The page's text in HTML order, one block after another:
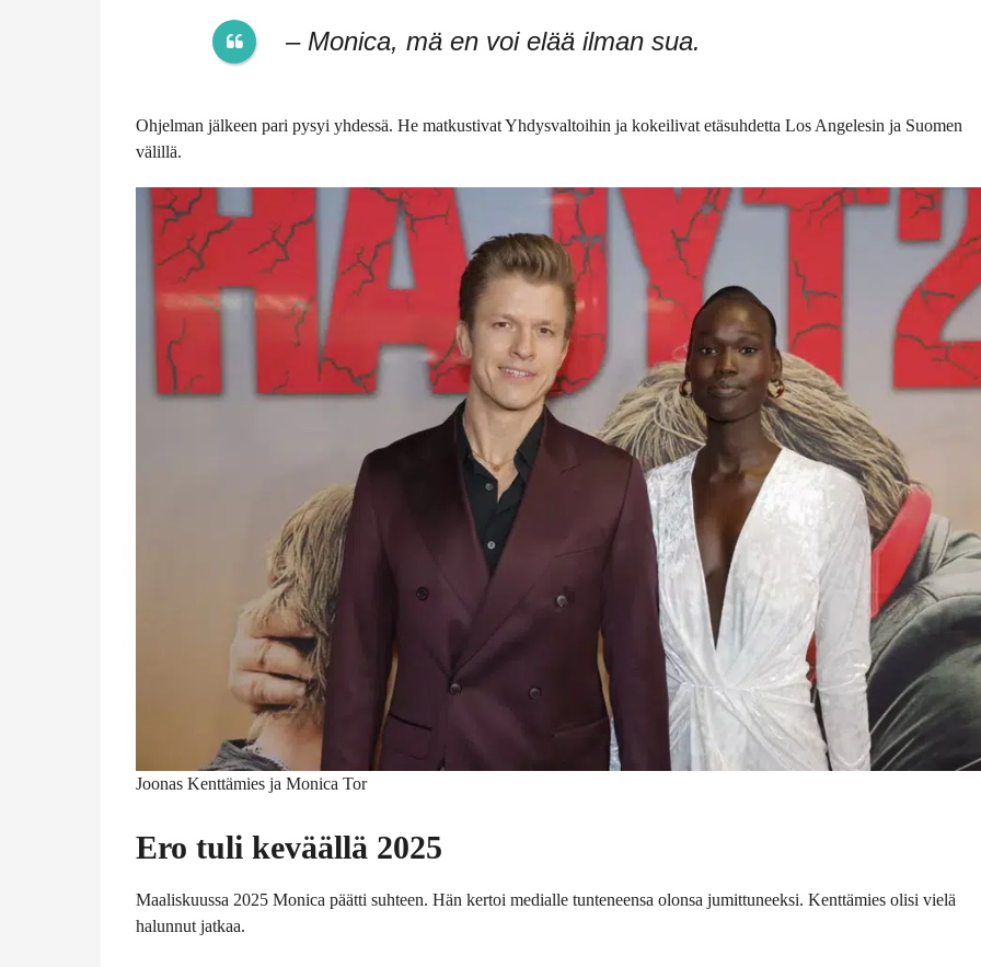
– Monica, mä en voi elää ilman sua.
Ohjelman jälkeen pari pysyi yhdessä. He matkustivat Yhdysvaltoihin ja kokeilivat etäsuhdetta Los Angelesin ja Suomen
välillä.
Joonas Kenttämies ja Monica Tor
Ero tuli keväällä 2025
Maaliskuussa 2025 Monica päätti suhteen. Hän kertoi medialle tunteneensa olonsa jumittuneeksi. Kenttämies olisi vielä
halunnut jatkaa.